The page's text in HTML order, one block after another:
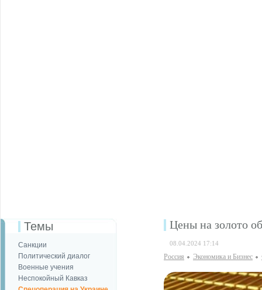
Темы
Санкции
Политический диалог
Военные учения
Неспокойный Кавказ
Цены на золото
08.04.2024 17:14
Россия Экономика и Бизнес